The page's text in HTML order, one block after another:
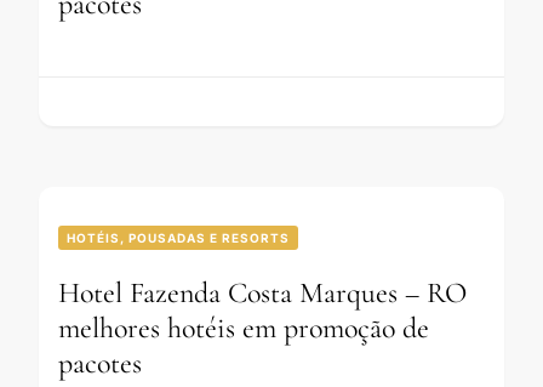
HOTÉIS, POUSADAS E RESORTS
Hotel Fazenda Costa Marques – RO
melhores hotéis em promoção de
pacotes